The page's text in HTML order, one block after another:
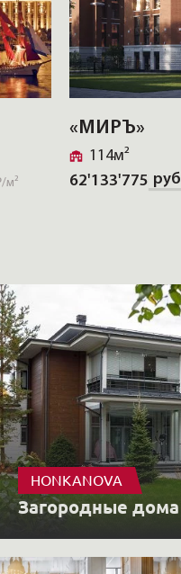
/м²
«МИРЪ»
62'133'775 руб
114м²
HONKANOVA
Загородные дома